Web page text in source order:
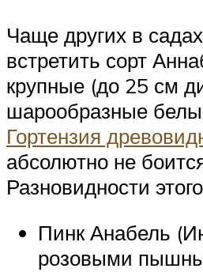
Чаще других в
встретить сорт
крупные (до 25 см
шарообразные
Гортензия
абсолютно не
Разновидности
Пинк Анабель
розовыми